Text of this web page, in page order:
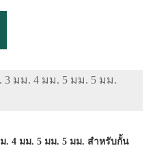
มม. 4 มม. 5 มม. 5 มม.
. 4 มม. 5 มม. 5 มม. สำหรับกั้น